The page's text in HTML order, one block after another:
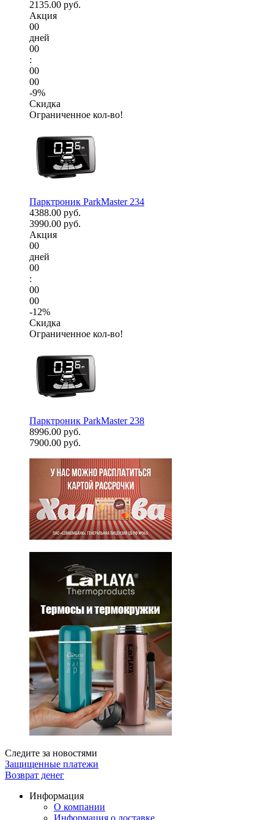
2135.00 руб.
Акция
00
дней
00
:
00
00
-9%
Скидка
Ограниченное кол-во!
Парктроник ParkMaster 234
4388.00 руб.
3990.00 руб.
Акция
00
дней
00
:
00
00
-12%
Скидка
Ограниченное кол-во!
Парктроник ParkMaster 238
8996.00 руб.
7900.00 руб.
Следите за новостями
Защищенные платежи
Возврат денег
Информация
О компании